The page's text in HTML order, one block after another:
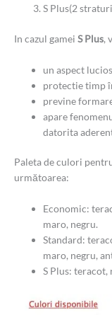
S Plus(2
In cazul gamei S Plus,
un aspect
protectie timp
previne
apare
datorita
Paleta de culori
următoarea:
Economic:
maro, negru.
Standard:
maro, negru,
S Plus: teracot,